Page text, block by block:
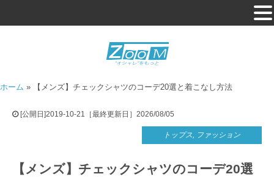
ホーム » 【メンズ】チェックシャツのコーデ20選と着こなし方法
[公開日]2019-10-21［最終更新日］2026/08/05
トップス, ファッション
【メンズ】チェックシャツのコーデ20選